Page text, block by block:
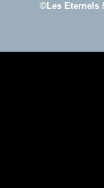
©Les Eternels